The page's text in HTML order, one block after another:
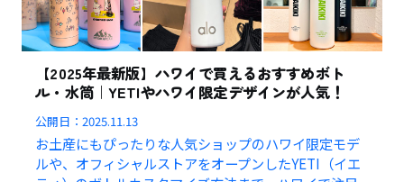
【2025年最新版】ハワイで買えるおすすめボト
ル・水筒｜YETIやハワイ限定デザインが人気！
公開日：2025.11.13
お土産にもぴったりな人気ショップのハワイ限定モデ
ルや、オフィシャルストアをオープンしたYETI（イエ